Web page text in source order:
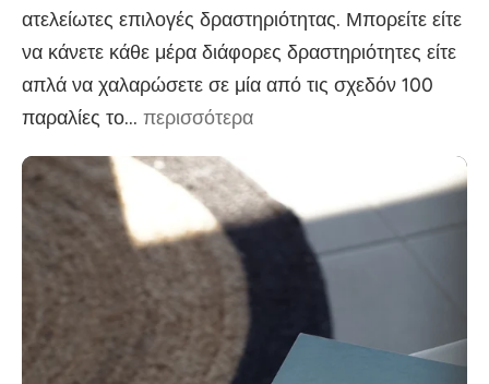
ατελείωτες επιλογές δραστηριότητας. Μπορείτε είτε
να κάνετε κάθε μέρα διάφορες δραστηριότητες είτε
απλά να χαλαρώσετε σε μία από τις σχεδόν 100
παραλίες το... περισσότερα